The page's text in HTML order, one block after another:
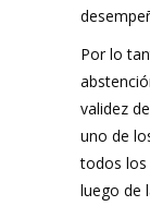
Por lo
validez
uno de
todos los
luego de